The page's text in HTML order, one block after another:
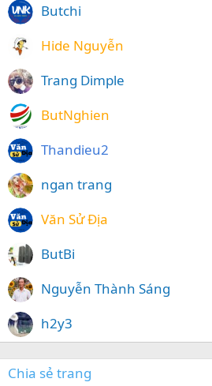
Butchi
Hide Nguyễn
Trang Dimple
ButNghien
Thandieu2
ngan trang
Văn Sử Địa
ButBi
Nguyễn Thành Sáng
h2y3
Chia sẻ trang